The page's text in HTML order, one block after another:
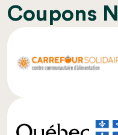
Coupons